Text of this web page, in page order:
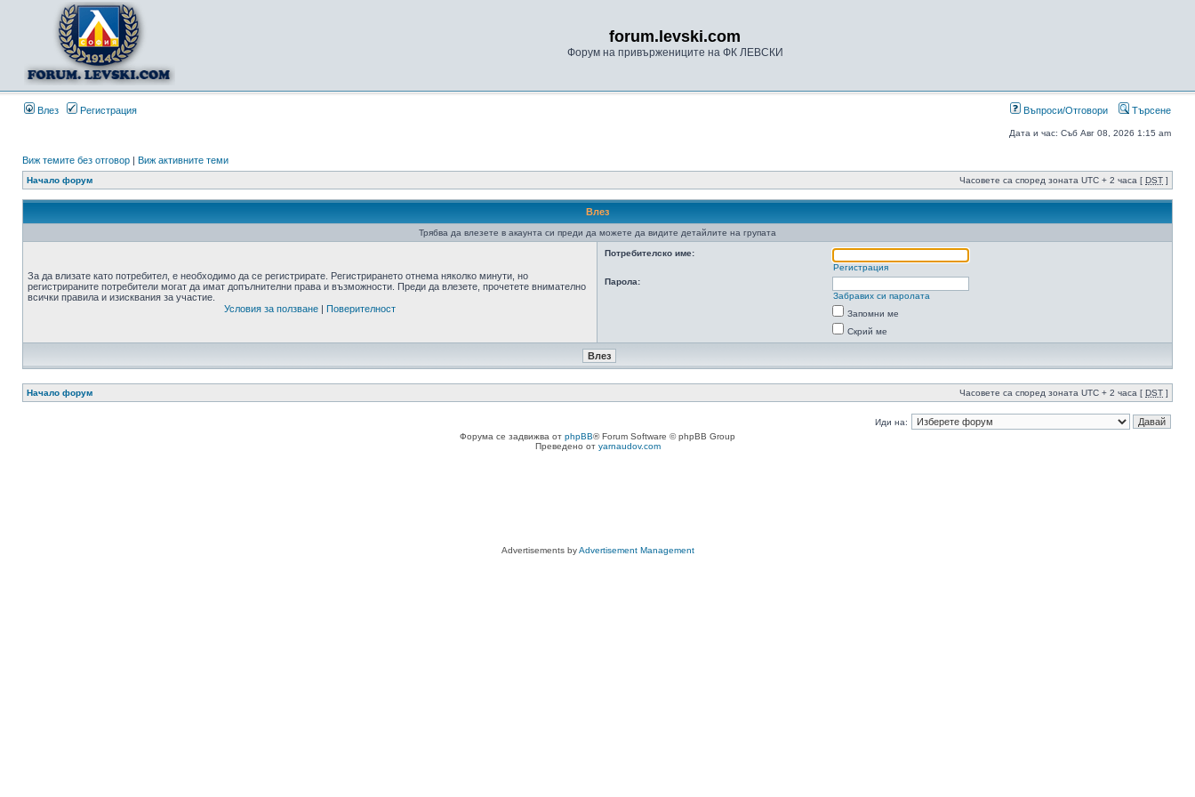
forum.levski.com
Форум на привържениците на ФК ЛЕВСКИ
Влез Регистрация Въпроси/Отговори Търсене
Дата и час: Съб Авг 08, 2026 1:15 am
Виж темите без отговор | Виж активните теми
Начало форум Часовете са според зоната UTC + 2 часа [ DST ]
Влез
Трябва да влезете в акаунта си преди да можете да видите детайлите на групата
За да влизате като потребител, е необходимо да се регистрирате. Регистрирането отнема няколко минути, но
регистрираните потребители могат да имат допълнителни права и възможности. Преди да влезете, прочетете внимателно
всички правила и изисквания за участие.
Условия за ползване | Поверителност
Потребителско име:
Регистрация
Парола:
Забравих си паролата
Запомни ме
Скрий ме
Начало форум Часовете са според зоната UTC + 2 часа [ DST ]
Иди на:
Форума се задвижва от phpBB® Forum Software © phpBB Group
Преведено от yarnaudov.com
Advertisements byAdvertisement Management